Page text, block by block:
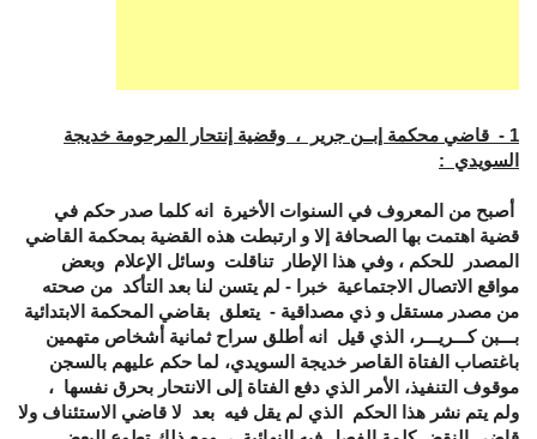
1 - قاضي محكمة إبــن جرير ، وقضية إنتحار المرحومة خديجة
السويدي :
أصبح من المعروف في السنوات الأخيرة انه كلما صدر حكم في
قضية اهتمت بها الصحافة إلا و ارتبطت هذه القضية بمحكمة القاضي
المصدر للحكم ، وفي هذا الإطار تناقلت وسائل الإعلام وبعض
مواقع الاتصال الاجتماعية خبرا - لم يتسن لنا بعد التأكد من صحته
من مصدر مستقل و ذي مصداقية - يتعلق بقاضي المحكمة الابتدائية
بـــبن كـــريـــر، الذي قيل انه أطلق سراح ثمانية أشخاص متهمين
باغتصاب الفتاة القاصر خديجة السويدي، لما حكم عليهم بالسجن
موقوف التنفيذ، الأمر الذي دفع الفتاة إلى الانتحار بحرق نفسها ،
ولم يتم نشر هذا الحكم الذي لم يقل فيه بعد لا قاضي الاستئناف ولا